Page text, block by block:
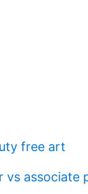
free art
vs associate